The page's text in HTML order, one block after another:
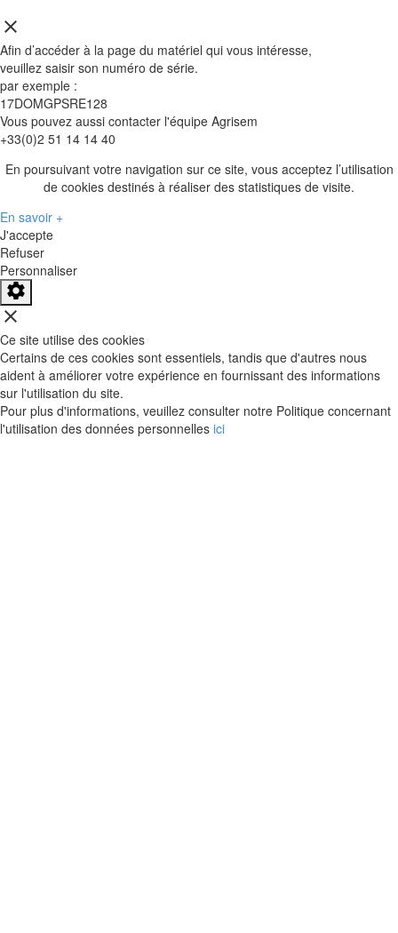
close
Afin d’accéder à la page du matériel qui vous intéresse,
veuillez saisir son numéro de série.
par exemple :
17DOMGPSRE128
Vous pouvez aussi contacter l'équipe Agrisem
+33(0)2 51 14 14 40
En poursuivant votre navigation sur ce site, vous acceptez l’utilisation
de cookies destinés à réaliser des statistiques de visite.
En savoir +
J'accepte
Refuser
Personnaliser
close
Ce site utilise des cookies
Certains de ces cookies sont essentiels, tandis que d'autres nous
aident à améliorer votre expérience en fournissant des informations
sur l'utilisation du site.
Pour plus d'informations, veuillez consulter notre Politique concernant
l'utilisation des données personnelles ici